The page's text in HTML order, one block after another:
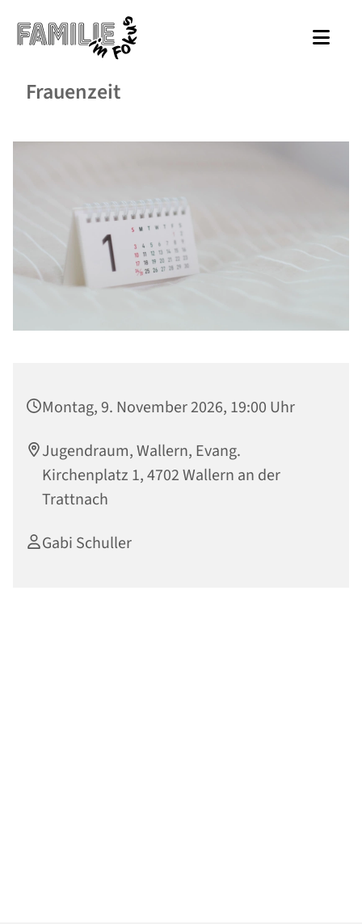
Frauenzeit
Montag, 9. November 2026, 19:00 Uhr
Jugendraum, Wallern, Evang.
Kirchenplatz 1, 4702 Wallern an der
Trattnach
Gabi Schuller